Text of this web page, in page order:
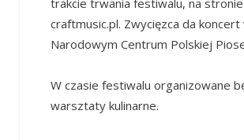
trakcie trwania festiwalu, na stronie
craftmusic.pl. Zwycięzca da koncert
Narodowym Centrum Polskiej
W czasie festiwalu organizowane
warsztaty kulinarne.